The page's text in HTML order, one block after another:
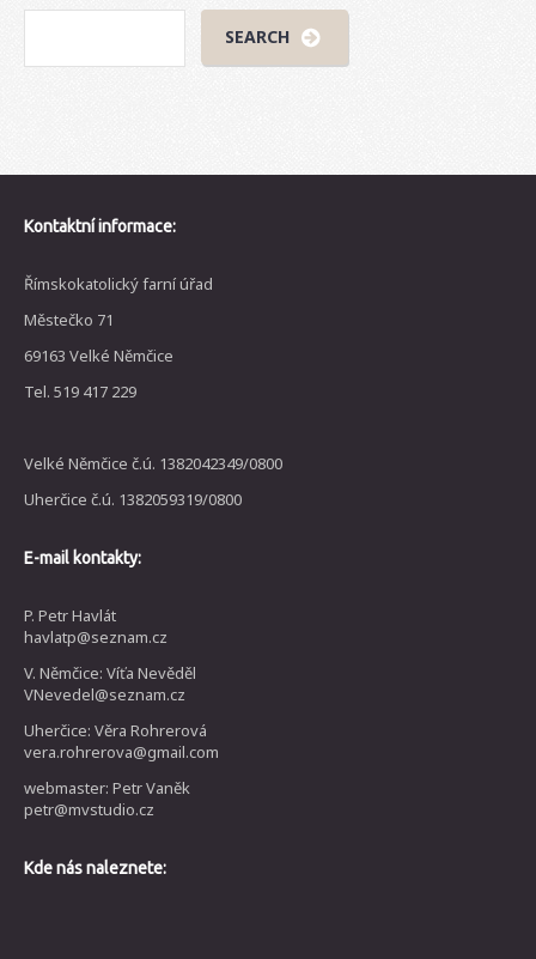
Kontaktní informace:
Římskokatolický farní úřad
Městečko 71
69163 Velké Němčice
Tel. 519 417 229
Velké Němčice č.ú. 1382042349/0800
Uherčice č.ú. 1382059319/0800
E-mail kontakty:
P. Petr Havlát
havlatp@seznam.cz
V. Němčice: Víťa Nevěděl
VNevedel@seznam.cz
Uherčice: Věra Rohrerová
vera.rohrerova@gmail.com
webmaster: Petr Vaněk
petr@mvstudio.cz
Kde nás naleznete: